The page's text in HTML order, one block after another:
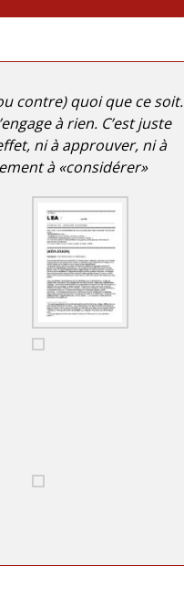
contre) quoi que ce soit.
à rien. C’est juste
ni à approuver, ni à
à «considérer»